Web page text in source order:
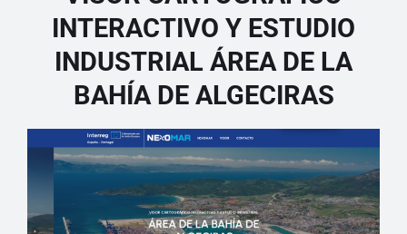
INTERACTIVO Y ESTUDIO
INDUSTRIAL ÁREA DE LA
BAHÍA DE ALGECIRAS